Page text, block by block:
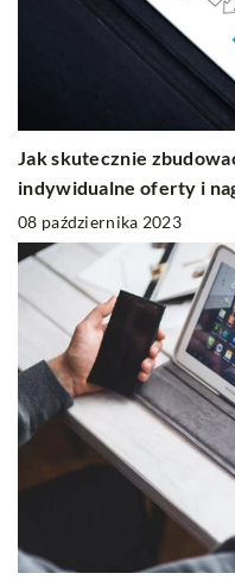
Jak skutecznie
indywidualne oferty i
08 października 2023